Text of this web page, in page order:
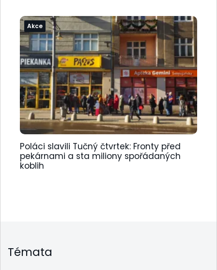
Akce
Poláci slavili Tučný čtvrtek: Fronty před
pekárnami a sta miliony spořádaných
koblih
Témata